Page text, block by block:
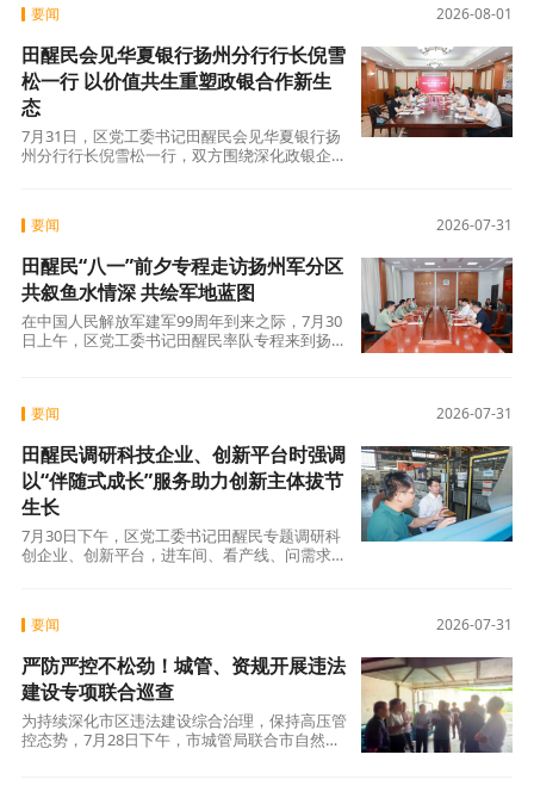
2026-08-01
要闻
田醒民会见华夏银行扬州分行行长倪雪
松一行 以价值共生重塑政银合作新生
态
7月31日，区党工委书记田醒民会见华夏银行扬
州分行行长倪雪松一行，双方围绕深化政银企合
2026-07-31
要闻
田醒民“八一”前夕专程走访扬州军分区
共叙鱼水情深 共绘军地蓝图
在中国人民解放军建军99周年到来之际，7月30
日上午，区党工委书记田醒民率队专程来到扬州
2026-07-31
要闻
田醒民调研科技企业、创新平台时强调
以“伴随式成长”服务助力创新主体拔节
生长
7月30日下午，区党工委书记田醒民专题调研科
创企业、创新平台，进车间、看产线、问需求、
2026-07-31
要闻
严防严控不松劲！城管、资规开展违法
建设专项联合巡查
为持续深化市区违法建设综合治理，保持高压管
控态势，7月28日下午，市城管局联合市自然资